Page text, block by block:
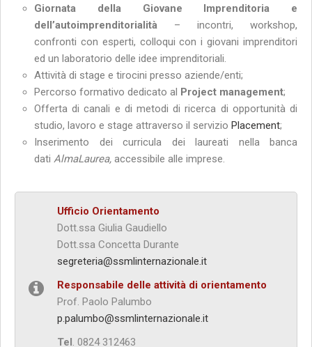
Giornata della Giovane Imprenditoria e
dell’autoimprenditorialità – incontri, workshop,
confronti con esperti, colloqui con i giovani imprenditori
ed un laboratorio delle idee imprenditoriali.
Attività di stage e tirocini presso aziende/enti;
Percorso formativo dedicato al Project management;
Offerta di canali e di metodi di ricerca di opportunità di
studio, lavoro e stage attraverso il servizio Placement;
Inserimento dei curricula dei laureati nella banca
dati AlmaLaurea, accessibile alle imprese.
Ufficio Orientamento
Dott.ssa Giulia Gaudiello
Dott.ssa Concetta Durante
segreteria@ssmlinternazionale.it
Responsabile delle attività di orientamento
Prof. Paolo Palumbo
p.palumbo@ssmlinternazionale.it
Tel. 0824 312463